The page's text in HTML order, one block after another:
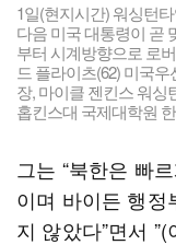
1일(현지시간) 워싱턴
다음 미국 대통령이 곧
부터 시계방향으로 로
드 플라이츠(62) 미국
장, 마이클 젠킨스 워
홉킨스대 국제대학원
그는 “북한은 빠
이며 바이든 행정
지 않았다”면서